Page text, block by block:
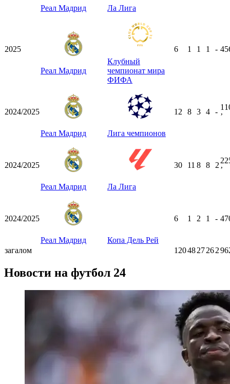
Реал Мадрид Ла Лига
2025
Реал Мадрид
Клубный
чемпионат мира
ФИФА
6 1 1 1 -
2024/2025
Реал Мадрид Лига чемпионов
12 8 3 4 -
ʼ
2024/2025
Реал Мадрид Ла Лига
30 11 8 8 2
ʼ
2024/2025
Реал Мадрид Копа Дель Рей
6 1 2 1 -
загалом 1204827262
Новости на футбол 24